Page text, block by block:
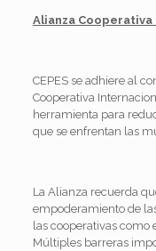
Alianza
CEPES se adhiere al
Cooperativa
herramienta para
que se enfrentan las
La Alianza recuerda
empoderamiento de
las cooperativas como
Múltiples barreras